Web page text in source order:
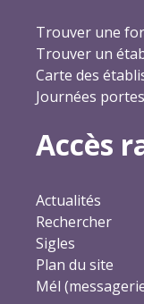
Trouver une
Trouver un
Carte des
Journées
Accès
Actualités
Rechercher
Sigles
Plan du site
Mél